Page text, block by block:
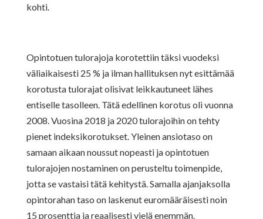
kohti.
Opintotuen tulorajoja korotettiin täksi vuodeksi
väliaikaisesti 25 % ja ilman hallituksen nyt esittämää
korotusta tulorajat olisivat leikkautuneet lähes
entiselle tasolleen. Tätä edellinen korotus oli vuonna
2008. Vuosina 2018 ja 2020 tulorajoihin on tehty
pienet indeksikorotukset. Yleinen ansiotaso on
samaan aikaan noussut nopeasti ja opintotuen
tulorajojen nostaminen on perusteltu toimenpide,
jotta se vastaisi tätä kehitystä. Samalla ajanjaksolla
opintorahan taso on laskenut euromääräisesti noin
15 prosenttia ja reaalisesti vielä enemmän.